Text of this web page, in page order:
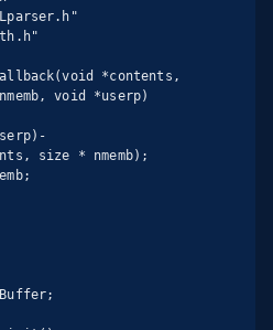
*contents,
void *userp)
size * nmemb);